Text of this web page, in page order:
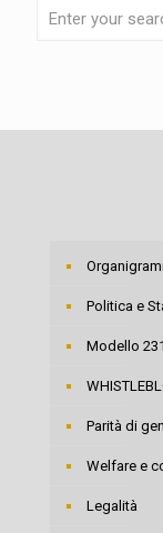
Politica e
Modello
Parità di
Welfare e
Legalità